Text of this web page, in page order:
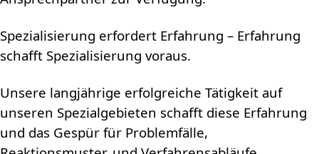
Spezialisierung erfordert Erfahrung – Erfahrung
schafft Spezialisierung voraus.
Unsere langjährige erfolgreiche Tätigkeit auf
unseren Spezialgebieten schafft diese Erfahrung
und das Gespür für Problemfälle,